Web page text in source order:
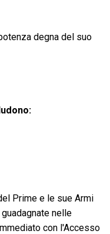
degna del suo
Prime e le sue Armi
nelle
con l'Accesso